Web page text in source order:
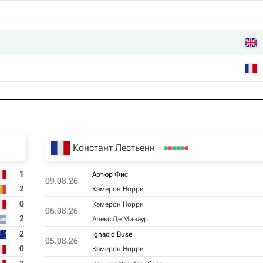
1
2
0
2
2
0
Констант Лестьенн
09.08.26
Артюр Фис
Кэмерон Норри
06.08.26
Кэмерон Норри
Алекс Де Минаур
05.08.26
Ignacio Buse
Кэмерон Норри